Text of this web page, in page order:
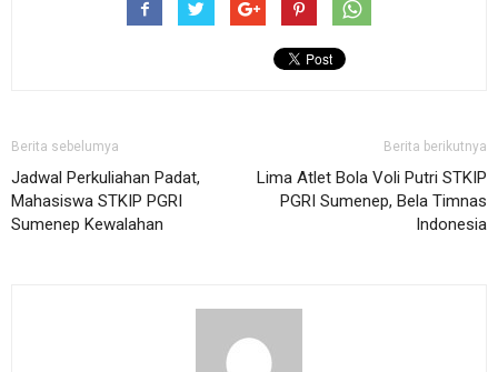
Berita sebelumya
Jadwal Perkuliahan Padat,
Mahasiswa STKIP PGRI
Sumenep Kewalahan
Berita berikutnya
Lima Atlet Bola Voli Putri STKIP
PGRI Sumenep, Bela Timnas
Indonesia